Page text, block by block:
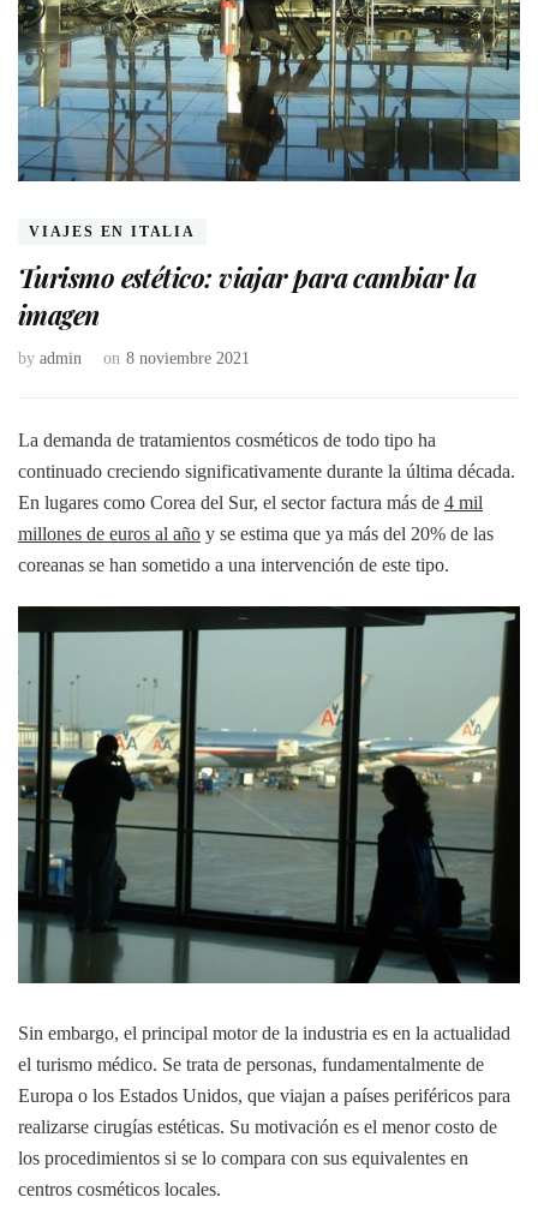
VIAJES EN ITALIA
Turismo estético: viajar para cambiar la
imagen
by admin on 8 noviembre 2021
La demanda de tratamientos cosméticos de todo tipo ha
continuado creciendo significativamente durante la última década.
En lugares como Corea del Sur, el sector factura más de 4 mil
millones de euros al año y se estima que ya más del 20% de las
coreanas se han sometido a una intervención de este tipo.
Sin embargo, el principal motor de la industria es en la actualidad
el turismo médico. Se trata de personas, fundamentalmente de
Europa o los Estados Unidos, que viajan a países periféricos para
realizarse cirugías estéticas. Su motivación es el menor costo de
los procedimientos si se lo compara con sus equivalentes en
centros cosméticos locales.